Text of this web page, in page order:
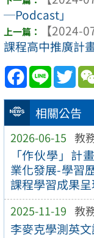
相關公告
2026-06-15 教
「作伙學」計
業化發展-學習
課程學習成果
2025-11-19 教
李麥克學測英
─Podcast」
【2024-
課程高中推廣計
Facebook
Line